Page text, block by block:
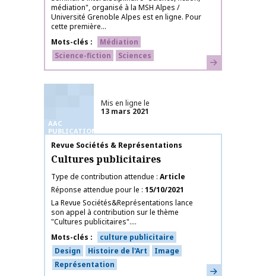
médiation", organisé à la MSH Alpes /
Université Grenoble Alpes est en ligne. Pour
cette première...
Mots-clés
Médiation
Science-fiction
Sciences En savoir plus
AAC
PUBLICATIONS
Mis en ligne le
13 mars 2021
Nom de la publication
Revue Sociétés & Représentations
Cultures publicitaires
Type de contribution attendue Article
Réponse attendue pour le 15/10/2021
La Revue Sociétés&Représentations lance
son appel à contribution sur le thème
"Cultures publicitaires"....
Mots-clés
culture publicitaire
Design
Histoire de l'Art
Image
Représentation
En savoir plus